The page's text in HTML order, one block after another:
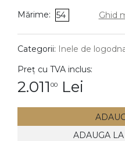
Pandantive
DIAMANTE
Cercei
Mărime: 54 Ghid
Categorii: Inele de
Preț cu TVA inclus:
2.011 00 Lei
ADAUGA